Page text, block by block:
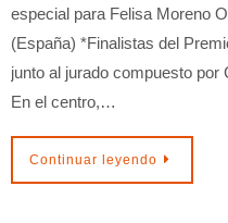
especial para Felisa Moreno
(España) *Finalistas del
junto al jurado compuesto
En el centro,…
Continuar leyendo